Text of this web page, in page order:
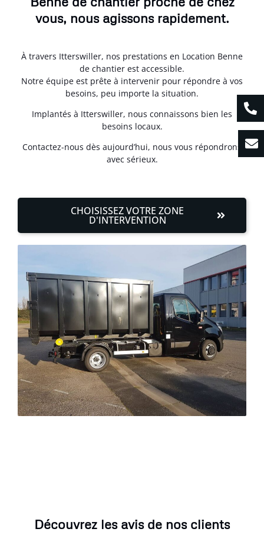
vous, nous agissons rapidement.
À travers Itterswiller, nos prestations en Location Benne
de chantier est accessible.
Notre équipe est prête à intervenir pour répondre à vos
besoins, peu importe la situation.
Implantés à Itterswiller, nous connaissons bien les
besoins locaux.
Contactez-nous dès aujourd’hui, nous vous répondrons
avec sérieux.
CHOISISSEZ VOTRE ZONE
D'INTERVENTION
Découvrez les avis de nos clients